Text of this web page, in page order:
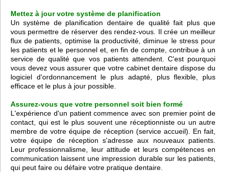
Mettez à jour votre système de planification
Un système de planification dentaire de qualité fait plus que
vous permettre de réserver des rendez-vous. Il crée un meilleur
flux de patients, optimise la productivité, diminue le stress pour
les patients et le personnel et, en fin de compte, contribue à un
service de qualité que vos patients attendent. C'est pourquoi
vous devez vous assurer que votre cabinet dentaire dispose du
logiciel d'ordonnancement le plus adapté, plus flexible, plus
efficace et le plus à jour possible.
Assurez-vous que votre personnel soit bien formé
L'expérience d'un patient commence avec son premier point de
contact, qui est le plus souvent une réceptionniste ou un autre
membre de votre équipe de réception (service accueil). En fait,
votre équipe de réception s'adresse aux nouveaux patients.
Leur professionnalisme, leur attitude et leurs compétences en
communication laissent une impression durable sur les patients,
qui peut faire ou défaire votre pratique dentaire.